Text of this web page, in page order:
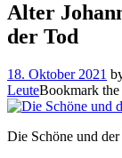
Alter
der Tod
18. Oktober 2021
LeuteBookmark the
Die Schöne und